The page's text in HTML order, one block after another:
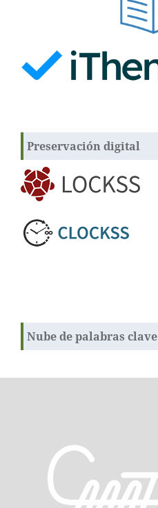
Preservación digital
Nube de palabras clave